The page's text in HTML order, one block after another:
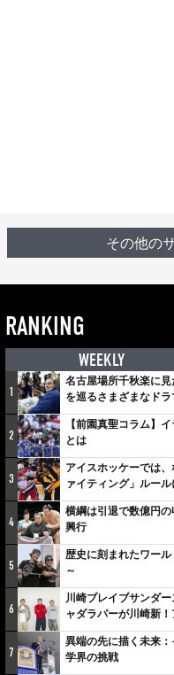
その他の
RANKING
WEEKLY
1
名古屋場所千秋楽に
を巡るさまざまなドラ
2
【前園真聖コラム】
とは
3
アイスホッケーでは
ァイティング」ルール
4
横綱は引退で数億円
興行
5
歴史に刻まれたワー
～
6
川崎ブレイブサンダ
ャダラパーが川崎新
しみでしかないでし
7
異端の先に描く未来
学界の挑戦